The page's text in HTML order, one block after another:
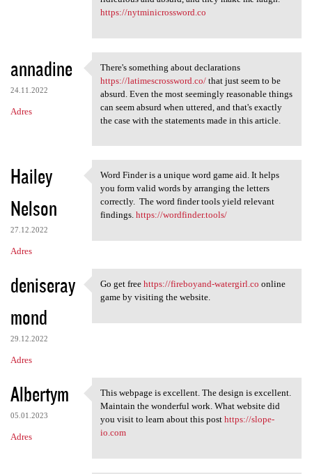
https://nytminicrossword.co
annadine
24.11.2022
Adres
There's something about
There's something about declarations
https://latimescrossword.co/that just seem to be
absurd. Even the most seemingly reasonable things
can seem absurd when uttered, and that's exactly
the case with the statements made in this article.
Hailey
Nelson
27.12.2022
Adres
Word Finder is a unique word
Word Finder is a unique word game aid. It helps
you form valid words by arranging the letters
correctly. The word finder tools yield relevant
findings. https://wordfinder.tools/
deniseray
mond
29.12.2022
Adres
Go get free https:/
Go get free https://fireboyand-watergirl.co online
game by visiting the website.
Albertym
05.01.2023
Adres
This webpage is excellent.
This webpage is excellent. The design is excellent.
Maintain the wonderful work. What website did
you visit to learn about this post https://slope-
io.com